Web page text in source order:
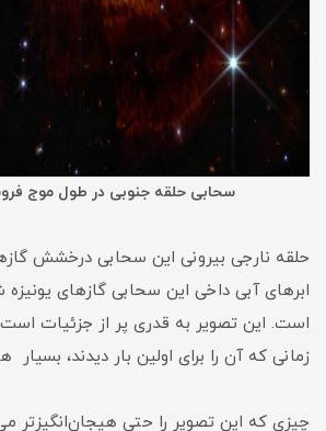
سحابی حلقه جنوبی در طول موج
حلقه نارجی بیرونی این سحابی درخشش
ابرهای آبی داخی این سحابی گازهای
است. این تصویر به قدری پر از جزئیات
زمانی که آن را برای اولین بار دیدند،
چیزی که این تصویر را حتی هیجان‌انگیزتر